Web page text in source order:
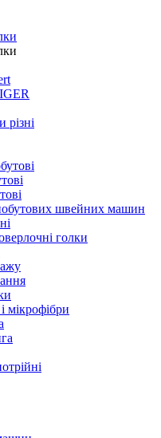
різні
швейних машин
голки
мікрофібри